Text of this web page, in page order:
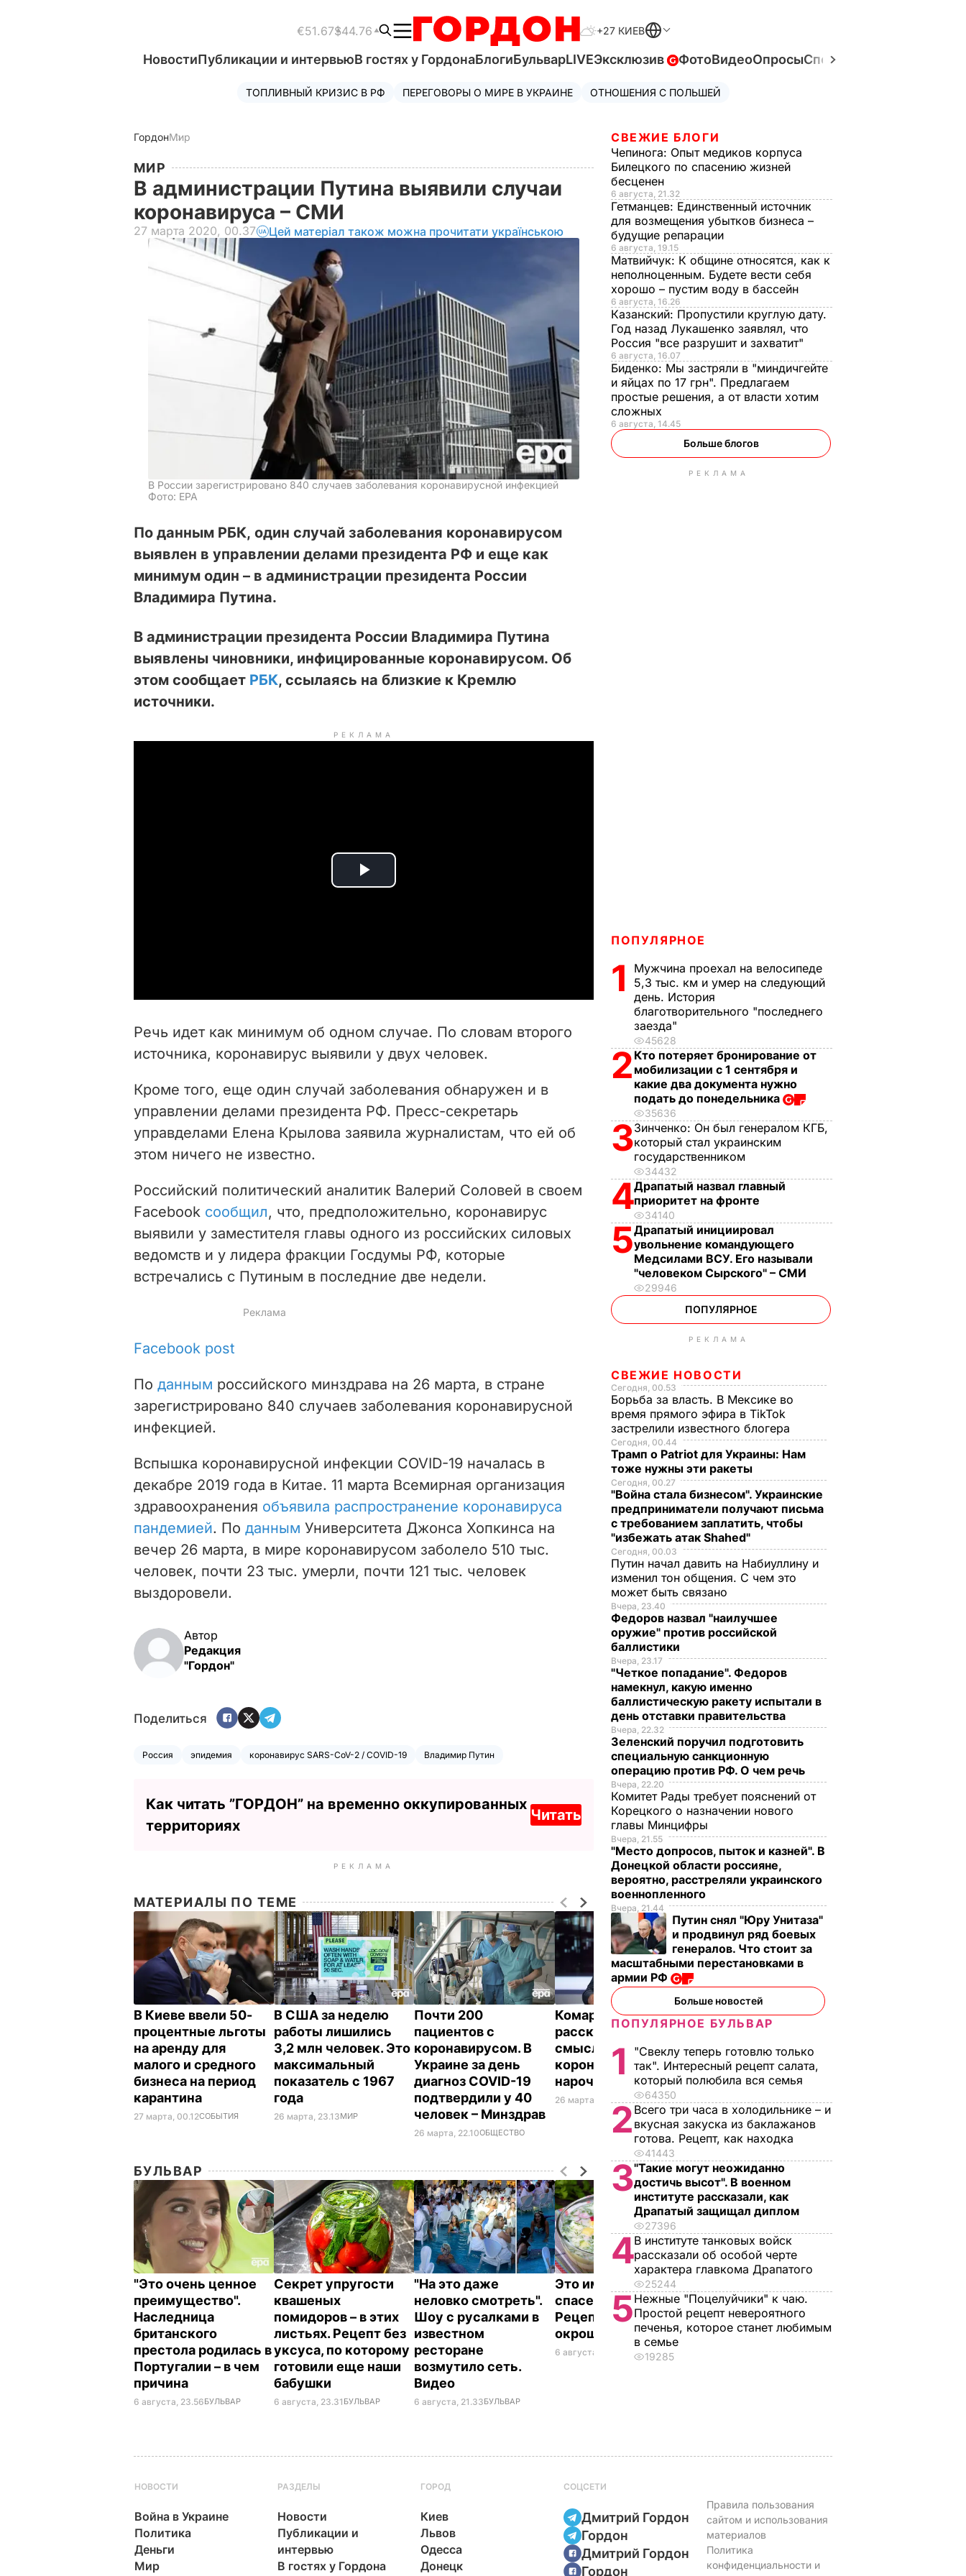
€51.67$44.76 +27 КИЕВ
НовостиПубликации и интервьюВ гостях у ГордонаБлогиБульварLIVEЭксклюзив ФотоВидеоОпросыСпецпроекты
ТОПЛИВНЫЙ КРИЗИС В РФ ПЕРЕГОВОРЫ О МИРЕ В УКРАИНЕ ОТНОШЕНИЯ С ПОЛЬШЕЙ
ГордонМир
МИР
В администрации Путина выявили случаи
коронавируса – СМИ
27 марта 2020, 00.37 Цей матеріал також можна прочитати українською
В России зарегистрировано 840 случаев заболевания коронавирусной инфекцией
Фото: EPA
По данным РБК, один случай заболевания коронавирусом
выявлен в управлении делами президента РФ и еще как
минимум один – в администрации президента России
Владимира Путина.
В администрации президента России Владимира Путина
выявлены чиновники, инфицированные коронавирусом. Об
этом сообщает РБК, ссылаясь на близкие к Кремлю
источники.
РЕКЛАМА
P
i
d
e
o
Речь идет как минимум об одном случае. По словам второго
источника, коронавирус выявили у двух человек.
Кроме того, еще один случай заболевания обнаружен и в
управлении делами президента РФ. Пресс-секретарь
управделами Елена Крылова заявила журналистам, что ей об
этом ничего не известно.
Российский политический аналитик Валерий Соловей в своем
Facebook сообщил, что, предположительно, коронавирус
выявили у заместителя главы одного из российских силовых
ведомств и у лидера фракции Госдумы РФ, которые
встречались с Путиным в последние две недели.
Facebook post
По данным российского минздрава на 26 марта, в стране
зарегистрировано 840 случаев заболевания коронавирусной
инфекцией.
Вспышка коронавирусной инфекции COVID-19 началась в
декабре 2019 года в Китае. 11 марта Всемирная организация
здравоохранения объявила распространение коронавируса
пандемией. По данным Университета Джонса Хопкинса на
вечер 26 марта, в мире коронавирусом заболело 510 тыс.
человек, почти 23 тыс. умерли, почти 121 тыс. человек
выздоровели.
Автор
Редакция
"Гордон"
Поделиться
Россия эпидемия коронавирус SARS-CoV-2 / COVID-19 Владимир Путин
Как читать ”ГОРДОН” на временно оккупированных
территориях
Читать
РЕКЛАМА
МАТЕРИАЛЫ ПО ТЕМЕ
В Киеве ввели 50-
процентные льготы
на аренду для
малого и средного
бизнеса на период
карантина
27 марта, 00.12СОБЫТИЯ
В США за неделю
работы лишились
3,2 млн человек. Это
максимальный
показатель с 1967
года
26 марта, 23.13МИР
Почти 200
пациентов с
коронавирусом. В
Украине за день
диагноз COVID-19
подтвердили у 40
человек – Минздрав
26 марта, 22.10ОБЩЕСТВО
Комаровский
рассказал, есть ли
смысл заразиться
коронавирусом
нарочно. Видео
26 марта, 21.47 ОБЩЕСТВО
БУЛЬВАР
"Это очень ценное
преимущество".
Наследница
британского
престола родилась в
Португалии – в чем
причина
6 августа, 23.56БУЛЬВАР
Секрет упругости
квашеных
помидоров – в этих
листьях. Рецепт без
уксуса, по которому
готовили еще наши
бабушки
6 августа, 23.31 БУЛЬВАР
"На это даже
неловко смотреть".
Шоу с русалками в
известном
ресторане
возмутило сеть.
Видео
6 августа, 21.33БУЛЬВАР
Это именно то, что
спасет в жару.
Рецепт вкуснейшей
окрошки
6 августа, 18.21 БУЛЬВАР
снаружи и нежные
внутри". Самые
вкусные жареные
СВЕЖИЕ БЛОГИ
Чепинога: Опыт медиков корпуса
Билецкого по спасению жизней
бесценен
6 августа, 21.32
Гетманцев: Единственный источник
для возмещения убытков бизнеса –
будущие репарации
6 августа, 19.15
Матвийчук: К общине относятся, как к
неполноценным. Будете вести себя
хорошо – пустим воду в бассейн
6 августа, 16.26
Казанский: Пропустили круглую дату.
Год назад Лукашенко заявлял, что
Россия "все разрушит и захватит"
6 августа, 16.07
Биденко: Мы застряли в "миндичгейте
и яйцах по 17 грн". Предлагаем
простые решения, а от власти хотим
сложных
6 августа, 14.45
Больше блогов
РЕКЛАМА
ПОПУЛЯРНОЕ
1
Мужчина проехал на велосипеде
5,3 тыс. км и умер на следующий
день. История
благотворительного "последнего
заезда"
45628
2 Кто потеряет бронирование от
мобилизации с 1 сентября и
какие два документа нужно
подать до понедельника
35636
3Зинченко: Он был генералом КГБ,
который стал украинским
государственником
34432
4Драпатый назвал главный
приоритет на фронте
34140
5Драпатый инициировал
увольнение командующего
Медсилами ВСУ. Его называли
"человеком Сырского" – СМИ
29946
ПОПУЛЯРНОЕ
РЕКЛАМА
СВЕЖИЕ НОВОСТИ
Сегодня, 00.53
Борьба за власть. В Мексике во
время прямого эфира в TikTok
застрелили известного блогера
Сегодня, 00.44
Трамп о Patriot для Украины: Нам
тоже нужны эти ракеты
Сегодня, 00.27
"Война стала бизнесом". Украинские
предприниматели получают письма
с требованием заплатить, чтобы
"избежать атак Shahed"
Сегодня, 00.03
Путин начал давить на Набиуллину и
изменил тон общения. С чем это
может быть связано
Вчера, 23.40
Федоров назвал "наилучшее
оружие" против российской
баллистики
Вчера, 23.17
"Четкое попадание". Федоров
намекнул, какую именно
баллистическую ракету испытали в
день отставки правительства
Вчера, 22.32
Зеленский поручил подготовить
специальную санкционную
операцию против РФ. О чем речь
Вчера, 22.20
Комитет Рады требует пояснений от
Корецкого о назначении нового
главы Минцифры
Вчера, 21.55
"Место допросов, пыток и казней". В
Донецкой области россияне,
вероятно, расстреляли украинского
военнопленного
Вчера, 21.44
Путин снял "Юру Унитаза"
и продвинул ряд боевых
генералов. Что стоит за
масштабными перестановками в
армии РФ
Больше новостей
ПОПУЛЯРНОЕ БУЛЬВАР
1
"Свеклу теперь готовлю только
так". Интересный рецепт салата,
который полюбила вся семья
64350
2 Всего три часа в холодильнике – и
вкусная закуска из баклажанов
готова. Рецепт, как находка
41443
3"Такие могут неожиданно
достичь высот". В военном
институте рассказали, как
Драпатый защищал диплом
27396
4В институте танковых войск
рассказали об особой черте
характера главкома Драпатого
25244
5Нежные "Поцелуйчики" к чаю.
Простой рецепт невероятного
печенья, которое станет любимым
в семье
19285
НОВОСТИ
Война в Украине
Политика
Деньги
Мир
РАЗДЕЛЫ
Новости
Публикации и
интервью
В гостях у Гордона
ГОРОД
Киев
Львов
Одесса
Донецк
СОЦСЕТИ
Дмитрий Гордон
Гордон
Дмитрий Гордон
Гордон
Правила пользования
сайтом и использования
материалов
Политика
конфиденциальности и